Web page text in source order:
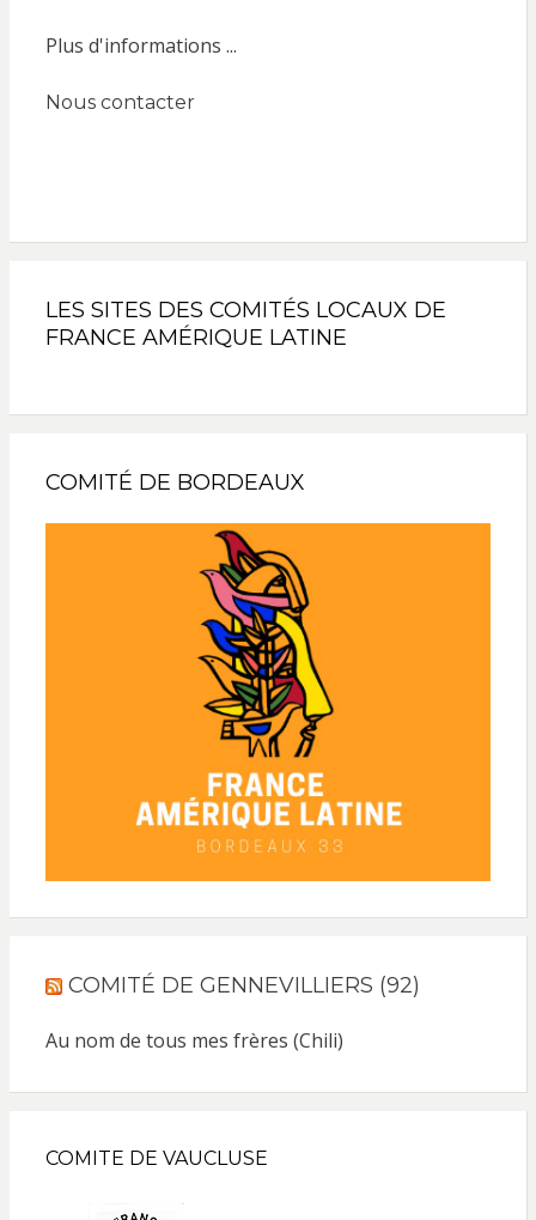
Plus d'informations ...
Nous contacter
LES SITES DES COMITÉS LOCAUX DE
FRANCE AMÉRIQUE LATINE
COMITÉ DE BORDEAUX
COMITÉ DE GENNEVILLIERS (92)
Au nom de tous mes frères (Chili)
COMITE DE VAUCLUSE